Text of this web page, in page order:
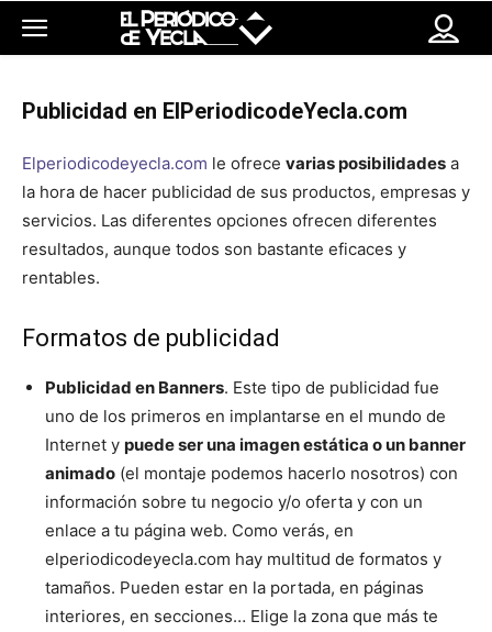
Publicidad en ElPeriodicodeYecla.com
Elperiodicodeyecla.com le ofrece varias posibilidades a
la hora de hacer publicidad de sus productos, empresas y
servicios. Las diferentes opciones ofrecen diferentes
resultados, aunque todos son bastante eficaces y
rentables.
Formatos de publicidad
Publicidad en Banners. Este tipo de publicidad fue
uno de los primeros en implantarse en el mundo de
Internet y puede ser una imagen estática o un banner
animado (el montaje podemos hacerlo nosotros) con
información sobre tu negocio y/o oferta y con un
enlace a tu página web. Como verás, en
elperiodicodeyecla.com hay multitud de formatos y
tamaños. Pueden estar en la portada, en páginas
interiores, en secciones… Elige la zona que más te